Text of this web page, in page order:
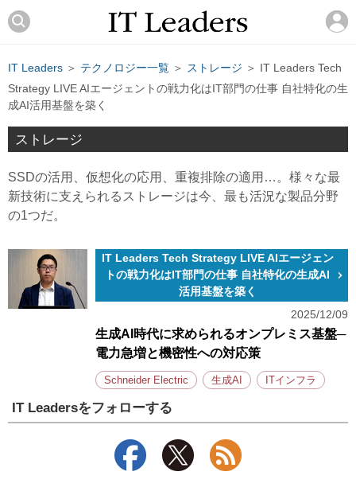
IT Leaders ＞ テクノロジー一覧 ＞ ストレージ ＞ IT Leaders Tech
Strategy LIVE AIエージェントの戦力化はIT部門の仕事 自社特化の生
成AI活用基盤を築く
ストレージ
SSDの活用、仮想化の応用、重複排除の適用…。様々な最
新技術に支えられるストレージは今、最も活況な製品分野
の1つだ。
IT Leaders Tech Strategy LIVE AIエージェン
トの戦力化はIT部門の仕事 自社特化の生成AI
活用基盤を築く
2025/12/09
生成AI時代に求められるオンプレミス基盤─
電力急増と機密性への対応策
Schneider Electric 生成AI ITインフラ
IT Leadersをフォローする